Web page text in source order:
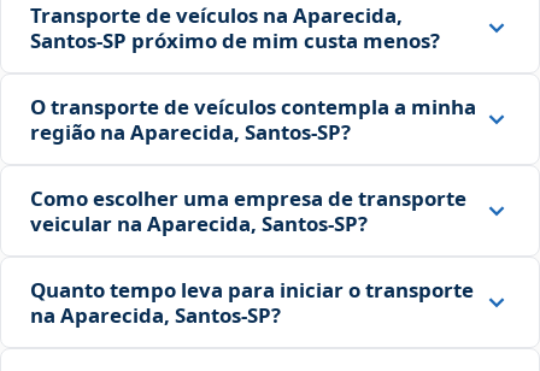
Transporte de veículos na Aparecida,
Santos‑SP próximo de mim custa menos?
O transporte de veículos contempla a minha
região na Aparecida, Santos‑SP?
Como escolher uma empresa de transporte
veicular na Aparecida, Santos‑SP?
Quanto tempo leva para iniciar o transporte
na Aparecida, Santos‑SP?